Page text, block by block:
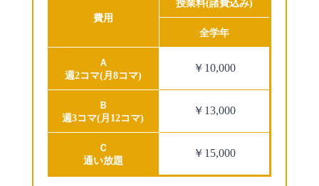
費用
授業料(諸費込み)
全学年
Ａ
週2コマ(月8コマ)
￥10,000
Ｂ
週3コマ(月12コマ)
￥13,000
Ｃ
通い放題
￥15,000